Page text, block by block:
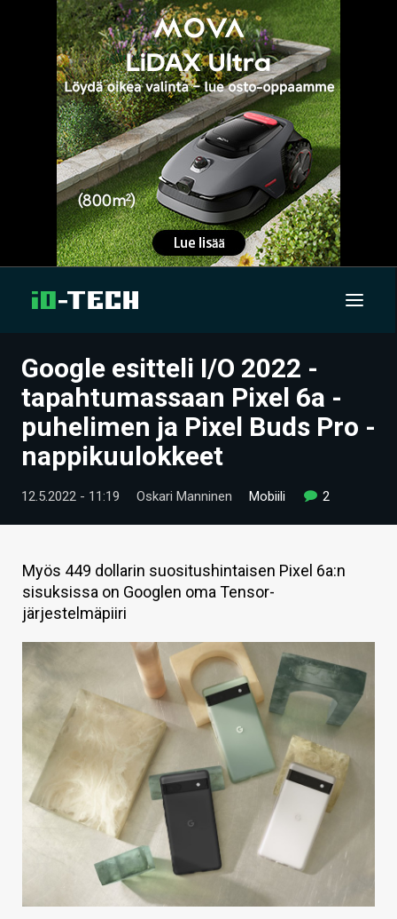
UUTISET
ARTIKKELIT
VIDEOT
TECHBBS
HINTA.FI
KAUPPA
VAIHDA TEEMA
HAKU
Google esitteli I/O 2022 -
tapahtumassaan Pixel 6a -
puhelimen ja Pixel Buds Pro -
nappikuulokkeet
12.5.2022 - 11:19 Oskari Manninen Mobiili 2
Myös 449 dollarin suositushintaisen Pixel 6a:n
sisuksissa on Googlen oma Tensor-
järjestelmäpiiri